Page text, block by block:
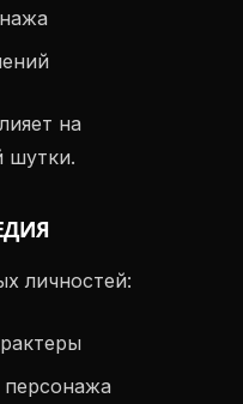
на
шутки.
личностей: